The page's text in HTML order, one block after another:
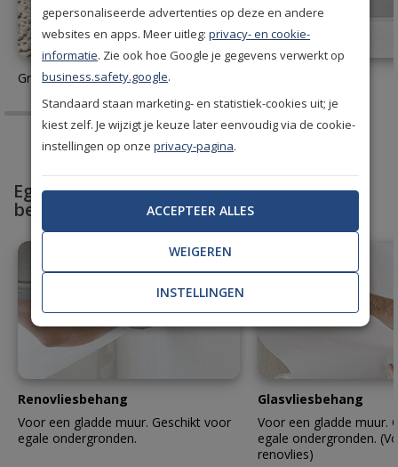
Gratis behang stalen aanvragen
Egaliseer en bescherm met professioneel
behang
Renovliesbehang
Voor een gladde muur. Geschikt voor
egale ondergronden.
Glasvliesbehang
Voor een gladde muur.
egale ondergronden.
renovlies)
gepersonaliseerde advertenties op deze en andere
websites en apps. Meer uitleg:privacy- en cookie-
informatie. Zie ook hoe Google je gegevens verwerkt op
business.safety.google.
Standaard staan marketing- en statistiek-cookies uit; je
kiest zelf. Je wijzigt je keuze later eenvoudig via de cookie-
instellingen op onzeprivacy-pagina.
ACCEPTEER ALLES
WEIGEREN
INSTELLINGEN